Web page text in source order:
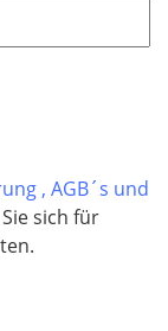
, AGB´s und
sich für